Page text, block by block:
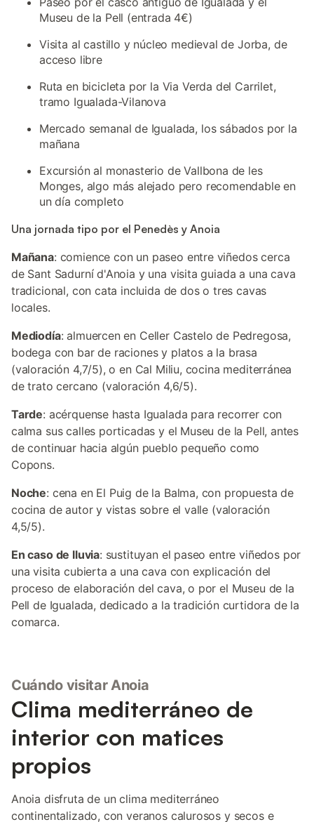
Museu de la Pell (entrada 4€)
Visita al castillo y núcleo medieval de Jorba, de
acceso libre
Ruta en bicicleta por la Via Verda del Carrilet,
tramo Igualada-Vilanova
Mercado semanal de Igualada, los sábados por la
mañana
Excursión al monasterio de Vallbona de les
Monges, algo más alejado pero recomendable en
un día completo
Una jornada tipo por el Penedès y Anoia
Mañana: comience con un paseo entre viñedos cerca
de Sant Sadurní d'Anoia y una visita guiada a una cava
tradicional, con cata incluida de dos o tres cavas
locales.
Mediodía: almuercen en Celler Castelo de Pedregosa,
bodega con bar de raciones y platos a la brasa
(valoración 4,7/5), o en Cal Miliu, cocina mediterránea
de trato cercano (valoración 4,6/5).
Tarde: acérquense hasta Igualada para recorrer con
calma sus calles porticadas y el Museu de la Pell, antes
de continuar hacia algún pueblo pequeño como
Copons.
Noche: cena en El Puig de la Balma, con propuesta de
cocina de autor y vistas sobre el valle (valoración
4,5/5).
En caso de lluvia: sustituyan el paseo entre viñedos por
una visita cubierta a una cava con explicación del
proceso de elaboración del cava, o por el Museu de la
Pell de Igualada, dedicado a la tradición curtidora de la
comarca.
Cuándo visitar Anoia
Clima mediterráneo de
interior con matices
propios
Anoia disfruta de un clima mediterráneo
continentalizado, con veranos calurosos y secos e